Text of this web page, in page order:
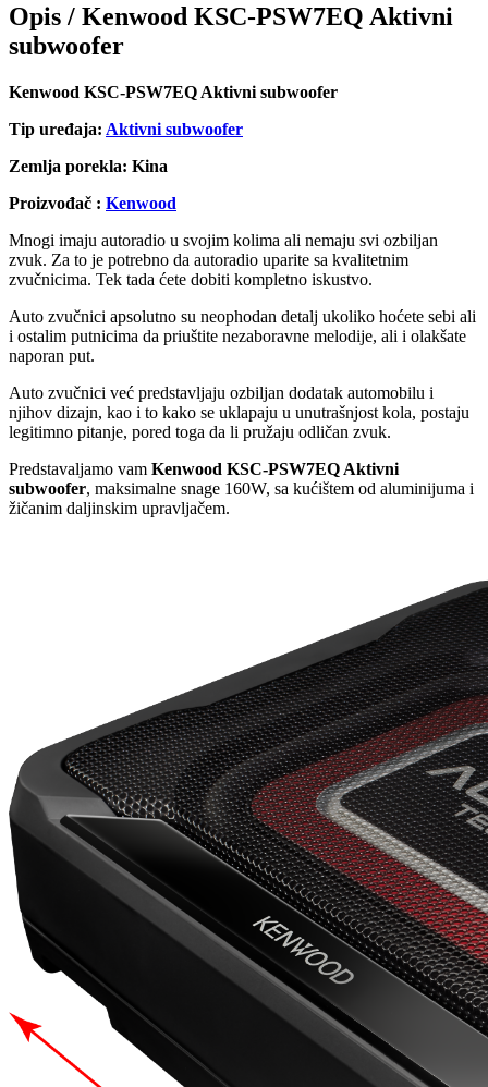
Opis / Kenwood KSC-PSW7EQ Aktivni
subwoofer
Kenwood KSC-PSW7EQ Aktivni subwoofer
Tip uređaja: Aktivni subwoofer
Zemlja porekla: Kina
Proizvođač : Kenwood
Mnogi imaju autoradio u svojim kolima ali nemaju svi ozbiljan
zvuk. Za to je potrebno da autoradio uparite sa kvalitetnim
zvučnicima. Tek tada ćete dobiti kompletno iskustvo.
Auto zvučnici apsolutno su neophodan detalj ukoliko hoćete sebi ali
i ostalim putnicima da priuštite nezaboravne melodije, ali i olakšate
naporan put.
Auto zvučnici već predstavljaju ozbiljan dodatak automobilu i
njihov dizajn, kao i to kako se uklapaju u unutrašnjost kola, postaju
legitimno pitanje, pored toga da li pružaju odličan zvuk.
Predstavaljamo vam Kenwood KSC-PSW7EQ Aktivni
subwoofer, maksimalne snage 160W, sa kućištem od aluminijuma i
žičanim daljinskim upravljačem.